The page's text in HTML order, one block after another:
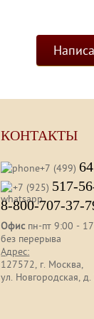
КОНТАКТЫ
+7 (499)
+7 (925) 517-
8-800-707-37-
Офиспн-пт 9:00 -
без перерыва
Адрес:
127572, г. Москва,
ул. Новгородская,